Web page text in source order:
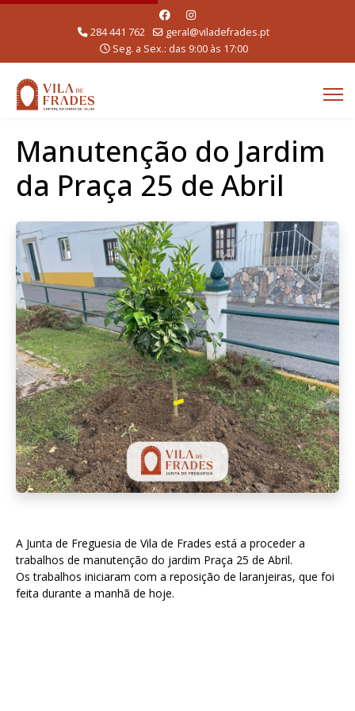
284 441 762
geral@viladefrades.pt
Seg. a Sex.: das 9:00 às 17:00
Manutenção do Jardim
da Praça 25 de Abril
A Junta de Freguesia de Vila de Frades está a proceder a
trabalhos de manutenção do jardim Praça 25 de Abril.
Os trabalhos iniciaram com a reposição de laranjeiras, que foi
feita durante a manhã de hoje.